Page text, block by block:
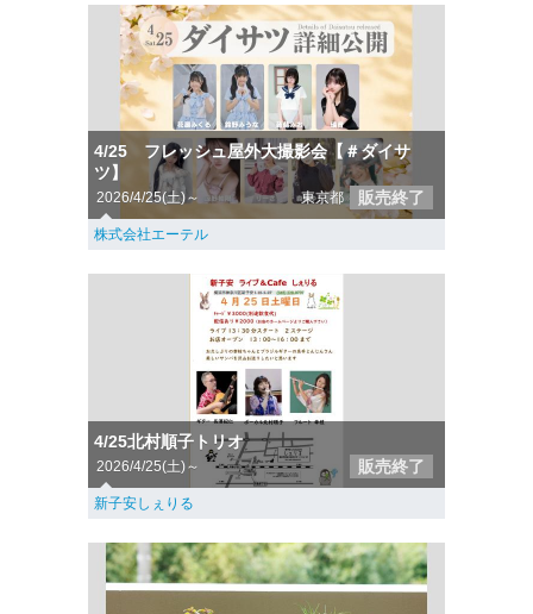
4/25 フレッシュ屋外大撮影会【＃ダイサ
ツ】
2026/4/25(土)～ 東京都 販売終了
株式会社エーテル
4/25北村順子トリオ
2026/4/25(土)～ 販売終了
新子安しぇりる